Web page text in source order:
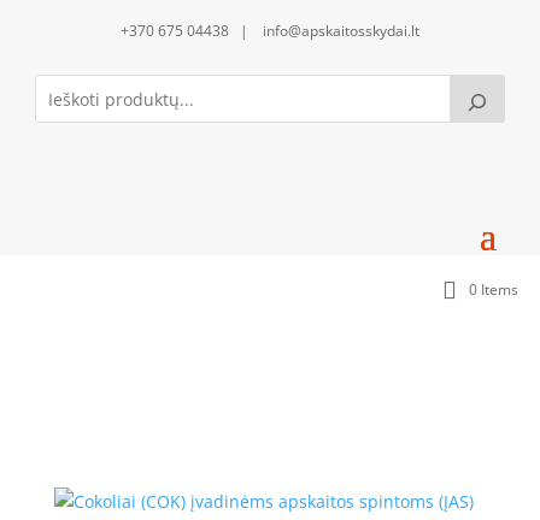
+370 675 04438 | info@apskaitosskydai.lt
0 Items